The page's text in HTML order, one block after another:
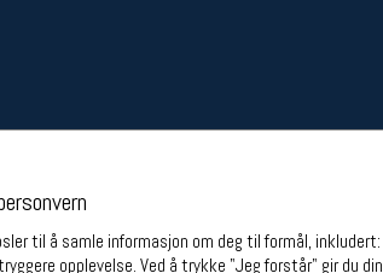
til å samle informasjon om deg til formål, inkludert:
opplevelse. Ved å trykke "Jeg forstår" gir du din